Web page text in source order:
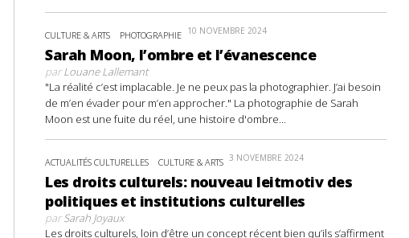
CULTURE & ARTS PHOTOGRAPHIE 10 NOVEMBRE 2024
Sarah Moon, l’ombre et l’évanescence
parLouane Lallemant
"La réalité c’est implacable. Je ne peux pas la photographier. J’ai besoin
de m’en évader pour m’en approcher." La photographie de Sarah
Moon est une fuite du réel, une histoire d'ombre...
ACTUALITÉS CULTURELLES CULTURE & ARTS 3 NOVEMBRE 2024
Les droits culturels: nouveau leitmotiv des
politiques et institutions culturelles
parSarah Joyaux
Les droits culturels, loin d’être un concept récent bien qu’ils s’affirment